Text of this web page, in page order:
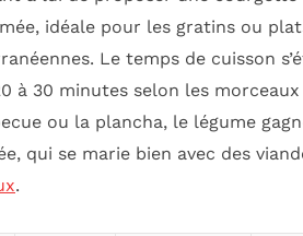
idéale pour les gratins ou
Le temps de cuisson
à 30 minutes selon les
ou la plancha, le légume
qui se marie bien avec des
.